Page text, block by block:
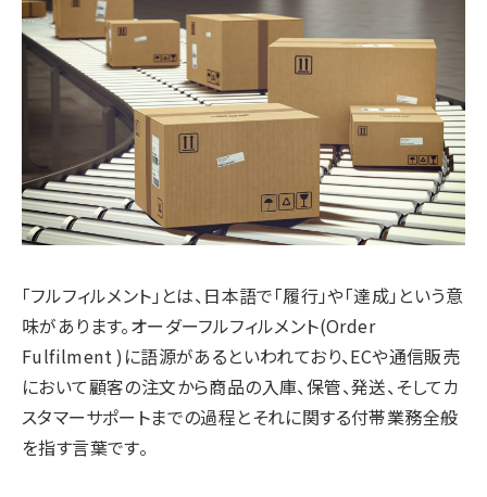
「フルフィルメント」とは、日本語で「履行」や「達成」という意
味があります。オーダーフルフィルメント(Order
Fulfilment )に語源があるといわれており、ECや通信販売
において顧客の注文から商品の入庫、保管、発送、そしてカ
スタマーサポートまでの過程とそれに関する付帯業務全般
を指す言葉です。